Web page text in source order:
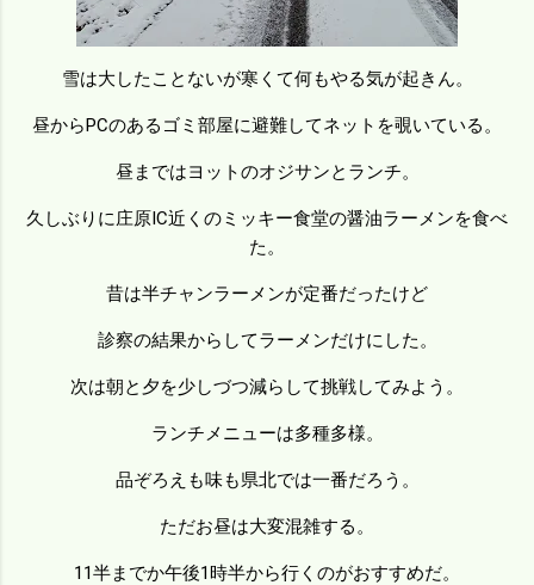
雪は大したことないが寒くて何もやる気が起きん。
昼からPCのあるゴミ部屋に避難してネットを覗いている。
昼まではヨットのオジサンとランチ。
久しぶりに庄原IC近くのミッキー食堂の醤油ラーメンを食べ
た。
昔は半チャンラーメンが定番だったけど
診察の結果からしてラーメンだけにした。
次は朝と夕を少しづつ減らして挑戦してみよう。
ランチメニューは多種多様。
品ぞろえも味も県北では一番だろう。
ただお昼は大変混雑する。
11半までか午後1時半から行くのがおすすめだ。